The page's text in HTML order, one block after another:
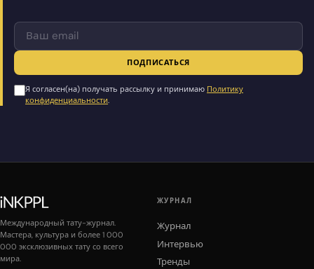
ПОДПИСАТЬСЯ
Я согласен(на) получать рассылку и принимаю Политику
конфиденциальности.
Международный тату-журнал.
Мастера, культура и более 1 000
000 эксклюзивных тату со всего
мира.
ЖУРНАЛ
Журнал
Интервью
Тренды